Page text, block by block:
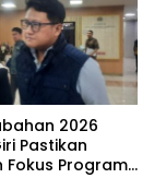
2026
Pastikan
Program